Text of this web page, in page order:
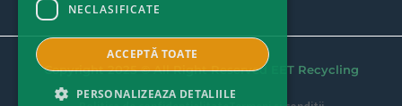
Copyright 2025 © All Right Reserved EET Recycling
NECLASIFICATE
ACCEPTĂ TOATE
PERSONALIZEAZA DETALIILE